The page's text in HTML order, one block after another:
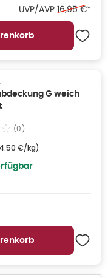
UVP/AVP Ehemaliger
16,95 €*
G weich
(0)
€/kg)